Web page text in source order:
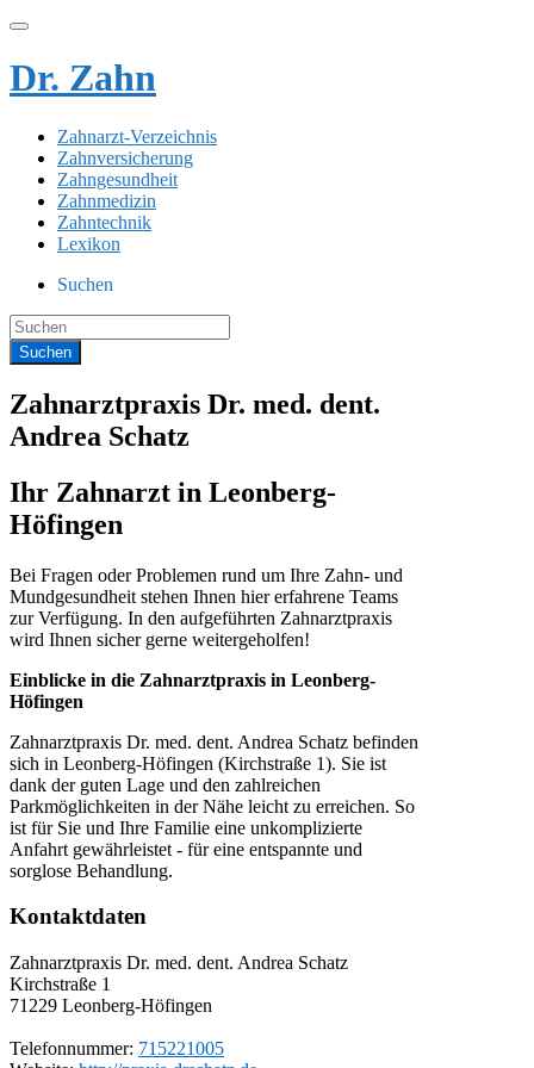
Dr. Zahn
Zahnarzt-Verzeichnis
Zahnversicherung
Zahngesundheit
Zahnmedizin
Zahntechnik
Lexikon
Suchen
Zahnarztpraxis Dr. med. dent.
Andrea Schatz
Ihr Zahnarzt in Leonberg-
Höfingen
Bei Fragen oder Problemen rund um Ihre Zahn- und
Mundgesundheit stehen Ihnen hier erfahrene Teams
zur Verfügung. In den aufgeführten Zahnarztpraxis
wird Ihnen sicher gerne weitergeholfen!
Einblicke in die Zahnarztpraxis in Leonberg-
Höfingen
Zahnarztpraxis Dr. med. dent. Andrea Schatz befinden
sich in Leonberg-Höfingen (Kirchstraße 1). Sie ist
dank der guten Lage und den zahlreichen
Parkmöglichkeiten in der Nähe leicht zu erreichen. So
ist für Sie und Ihre Familie eine unkomplizierte
Anfahrt gewährleistet - für eine entspannte und
sorglose Behandlung.
Kontaktdaten
Zahnarztpraxis Dr. med. dent. Andrea Schatz
Kirchstraße 1
71229 Leonberg-Höfingen
Telefonnummer: 715221005